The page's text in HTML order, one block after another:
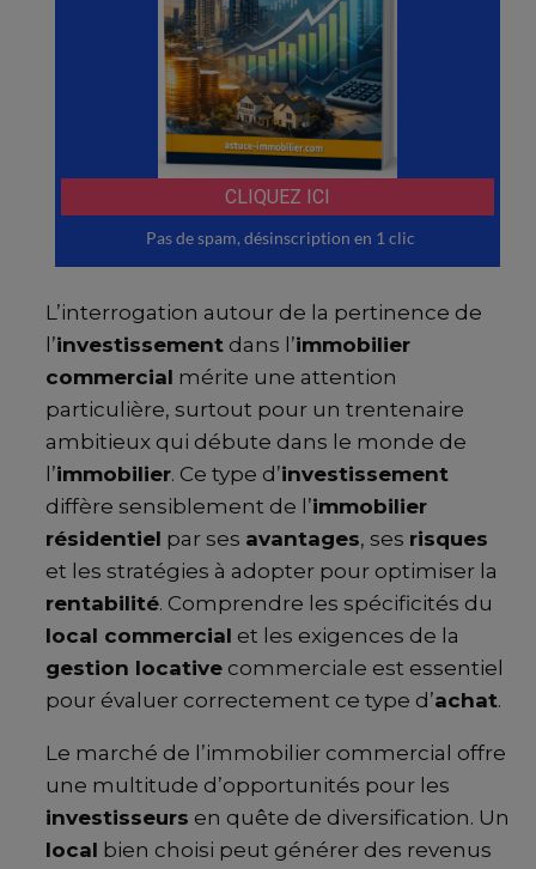
L’interrogation autour de la pertinence de
l’investissement dans l’immobilier
commercial mérite une attention
particulière, surtout pour un trentenaire
ambitieux qui débute dans le monde de
l’immobilier. Ce type d’investissement
diffère sensiblement de l’immobilier
résidentiel par ses avantages, ses risques
et les stratégies à adopter pour optimiser la
rentabilité. Comprendre les spécificités du
local commercial et les exigences de la
gestion locative commerciale est essentiel
pour évaluer correctement ce type d’achat.
Le marché de l’immobilier commercial offre
une multitude d’opportunités pour les
investisseurs en quête de diversification. Un
local bien choisi peut générer des revenus